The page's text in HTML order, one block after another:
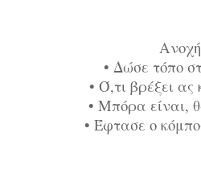
Ανοχή
• Δώσε τόπο
• Ό,τι βρέξει ας
• Μπόρα είναι,
• Έφτασε ο